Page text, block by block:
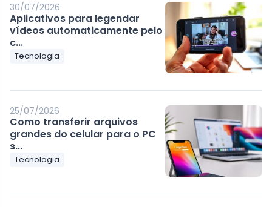
30/07/2026
Aplicativos para legendar
vídeos automaticamente pelo
c...
Tecnologia
25/07/2026
Como transferir arquivos
grandes do celular para o PC
s...
Tecnologia